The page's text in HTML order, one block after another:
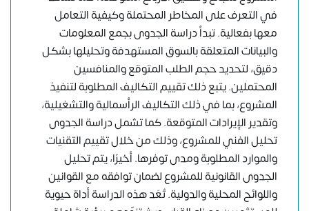
في التعرف على المخاطر المحتملة وكيفية التعامل
معها بفعالية. تبدأ دراسة الجدوى بجمع المعلومات
والبيانات المتعلقة بالسوق المستهدفة وتحليلها بشكل
دقيق، لتحديد حجم الطلب المتوقع والمنافسين
المحتملين. يتبع ذلك تقييم التكاليف المطلوبة لتنفيذ
المشروع، بما في ذلك التكاليف الرأسمالية والتشغيلية،
وتقدير الإيرادات المتوقعة. كما تشمل دراسة الجدوى
تحليل الفني للمشروع، وذلك من خلال تقييم التقنيات
والموارد المطلوبة ومدى توفرها. أخيرًا، يتم تحليل
الجدوى القانونية للمشروع لضمان توافقه مع القوانين
واللوائح المحلية والدولية. تُعَد هذه الدراسة أداة حيوية